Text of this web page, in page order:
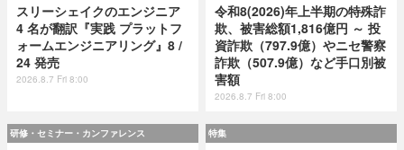
スリーシェイクのエンジニア
4 名が翻訳『実践 プラットフ
ォームエンジニアリング』8 /
24 発売
2026.8.7 Fri 8:00
令和8(2026)年上半期の特殊詐
欺、被害総額1,816億円 ～ 投
資詐欺（797.9億）やニセ警察
詐欺（507.9億）など手口別被
害額
2026.8.7 Fri 8:00
研修・セミナー・カンファレンス 特集